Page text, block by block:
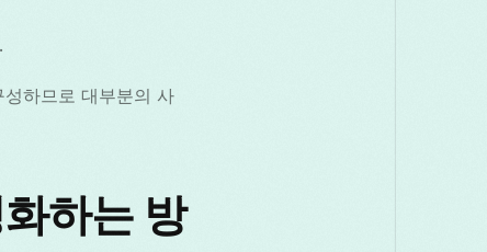
하므로 대부분의 사
하는 방